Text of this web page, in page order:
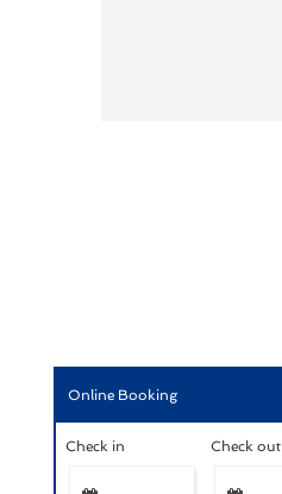
Online Booking
Check in Check out